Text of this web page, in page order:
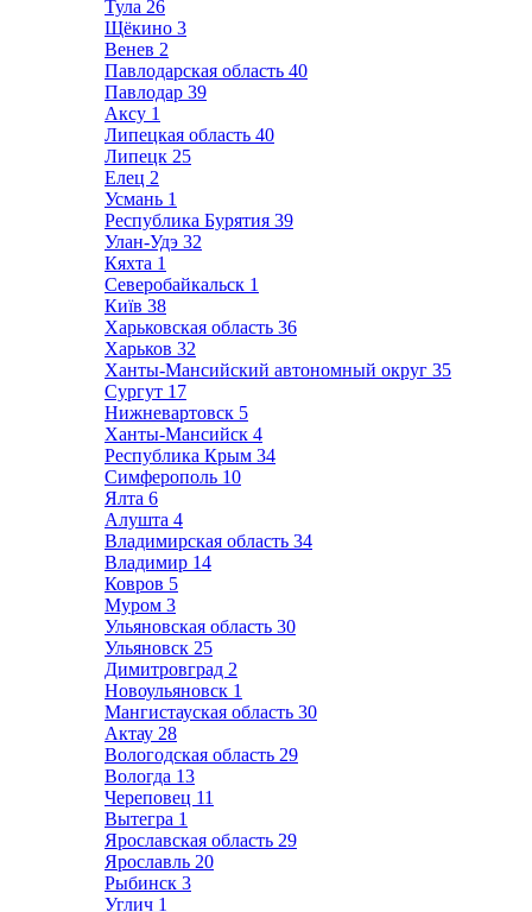
Тула 26
Щёкино 3
Венев 2
Павлодарская область 40
Павлодар 39
Аксу 1
Липецкая область 40
Липецк 25
Елец 2
Усмань 1
Республика Бурятия 39
Улан-Удэ 32
Кяхта 1
Северобайкальск 1
Київ 38
Харьковская область 36
Харьков 32
Ханты-Мансийский автономный округ 35
Сургут 17
Нижневартовск 5
Ханты-Мансийск 4
Республика Крым 34
Симферополь 10
Ялта 6
Алушта 4
Владимирская область 34
Владимир 14
Ковров 5
Муром 3
Ульяновская область 30
Ульяновск 25
Димитровград 2
Новоульяновск 1
Мангистауская область 30
Актау 28
Вологодская область 29
Вологда 13
Череповец 11
Вытегра 1
Ярославская область 29
Ярославль 20
Рыбинск 3
Углич 1